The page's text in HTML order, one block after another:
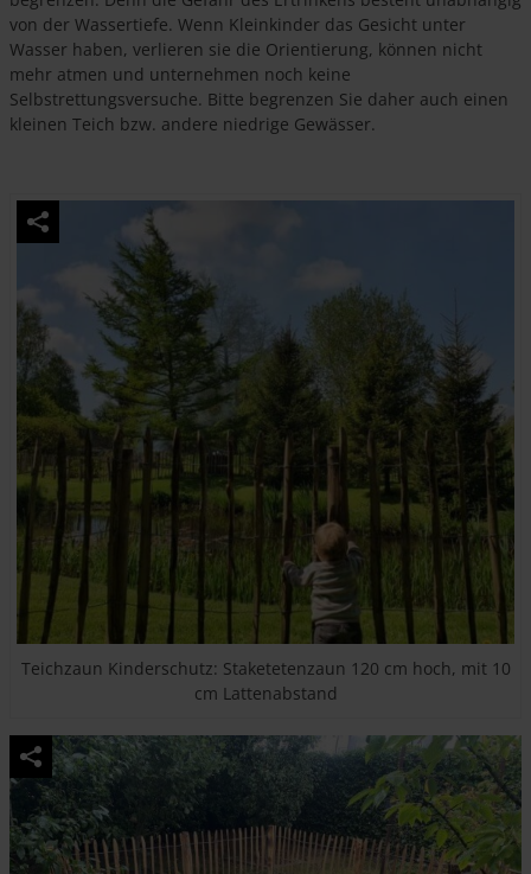
von der Wassertiefe. Wenn Kleinkinder das Gesicht unter
Wasser haben, verlieren sie die Orientierung, können nicht
mehr atmen und unternehmen noch keine
Selbstrettungsversuche. Bitte begrenzen Sie daher auch einen
kleinen Teich bzw. andere niedrige Gewässer.
Teichzaun Kinderschutz: Staketetenzaun 120 cm hoch, mit 10
cm Lattenabstand